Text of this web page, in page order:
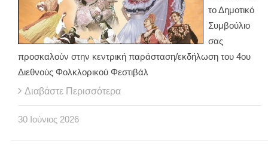
το Δημοτικό
Συμβούλιο
σας
προσκαλούν στην κεντρική παράσταση/εκδήλωση του 4ου
Διεθνούς Φολκλορικού Φεστιβάλ
Διαβάστε Περισσότερα
30 Ιούνιος 2026